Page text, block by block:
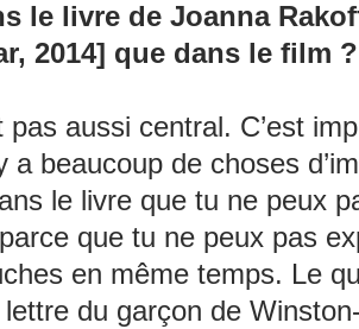
le livre de Joanna
, 2014] que dans le film ?
pas aussi central. C’est
a beaucoup de choses
le livre que tu ne peux
que tu ne peux pas
en même temps. Le
du garçon de